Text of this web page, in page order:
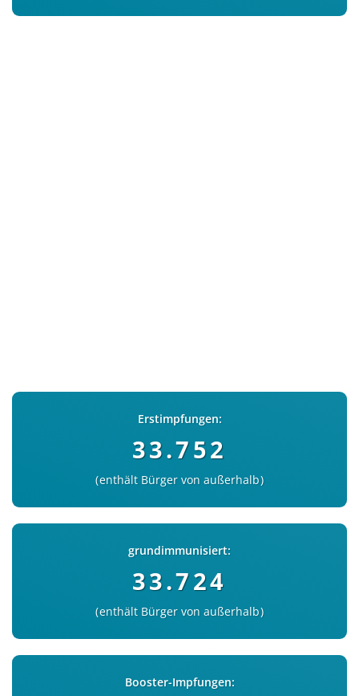
Erstimpfungen:
33.752
enthält Bürger von außerhalb
grundimmunisiert:
33.724
enthält Bürger von außerhalb
Booster-Impfungen: